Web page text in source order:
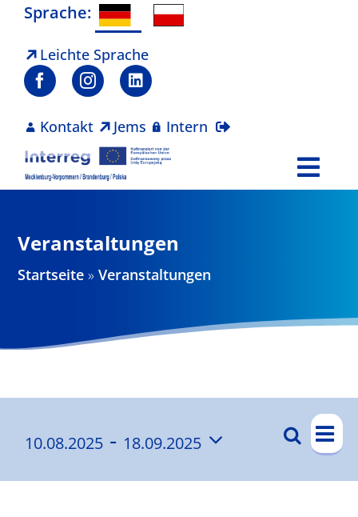
Zum
springen
Sprache:
Leichte Sprache
Kontakt Jems Intern
Projekte
Veranstaltungen
Startseite »Veranstaltungen
V
e
Suche
V
e
r
10.08.2025 - 18.09.2025
wählen.